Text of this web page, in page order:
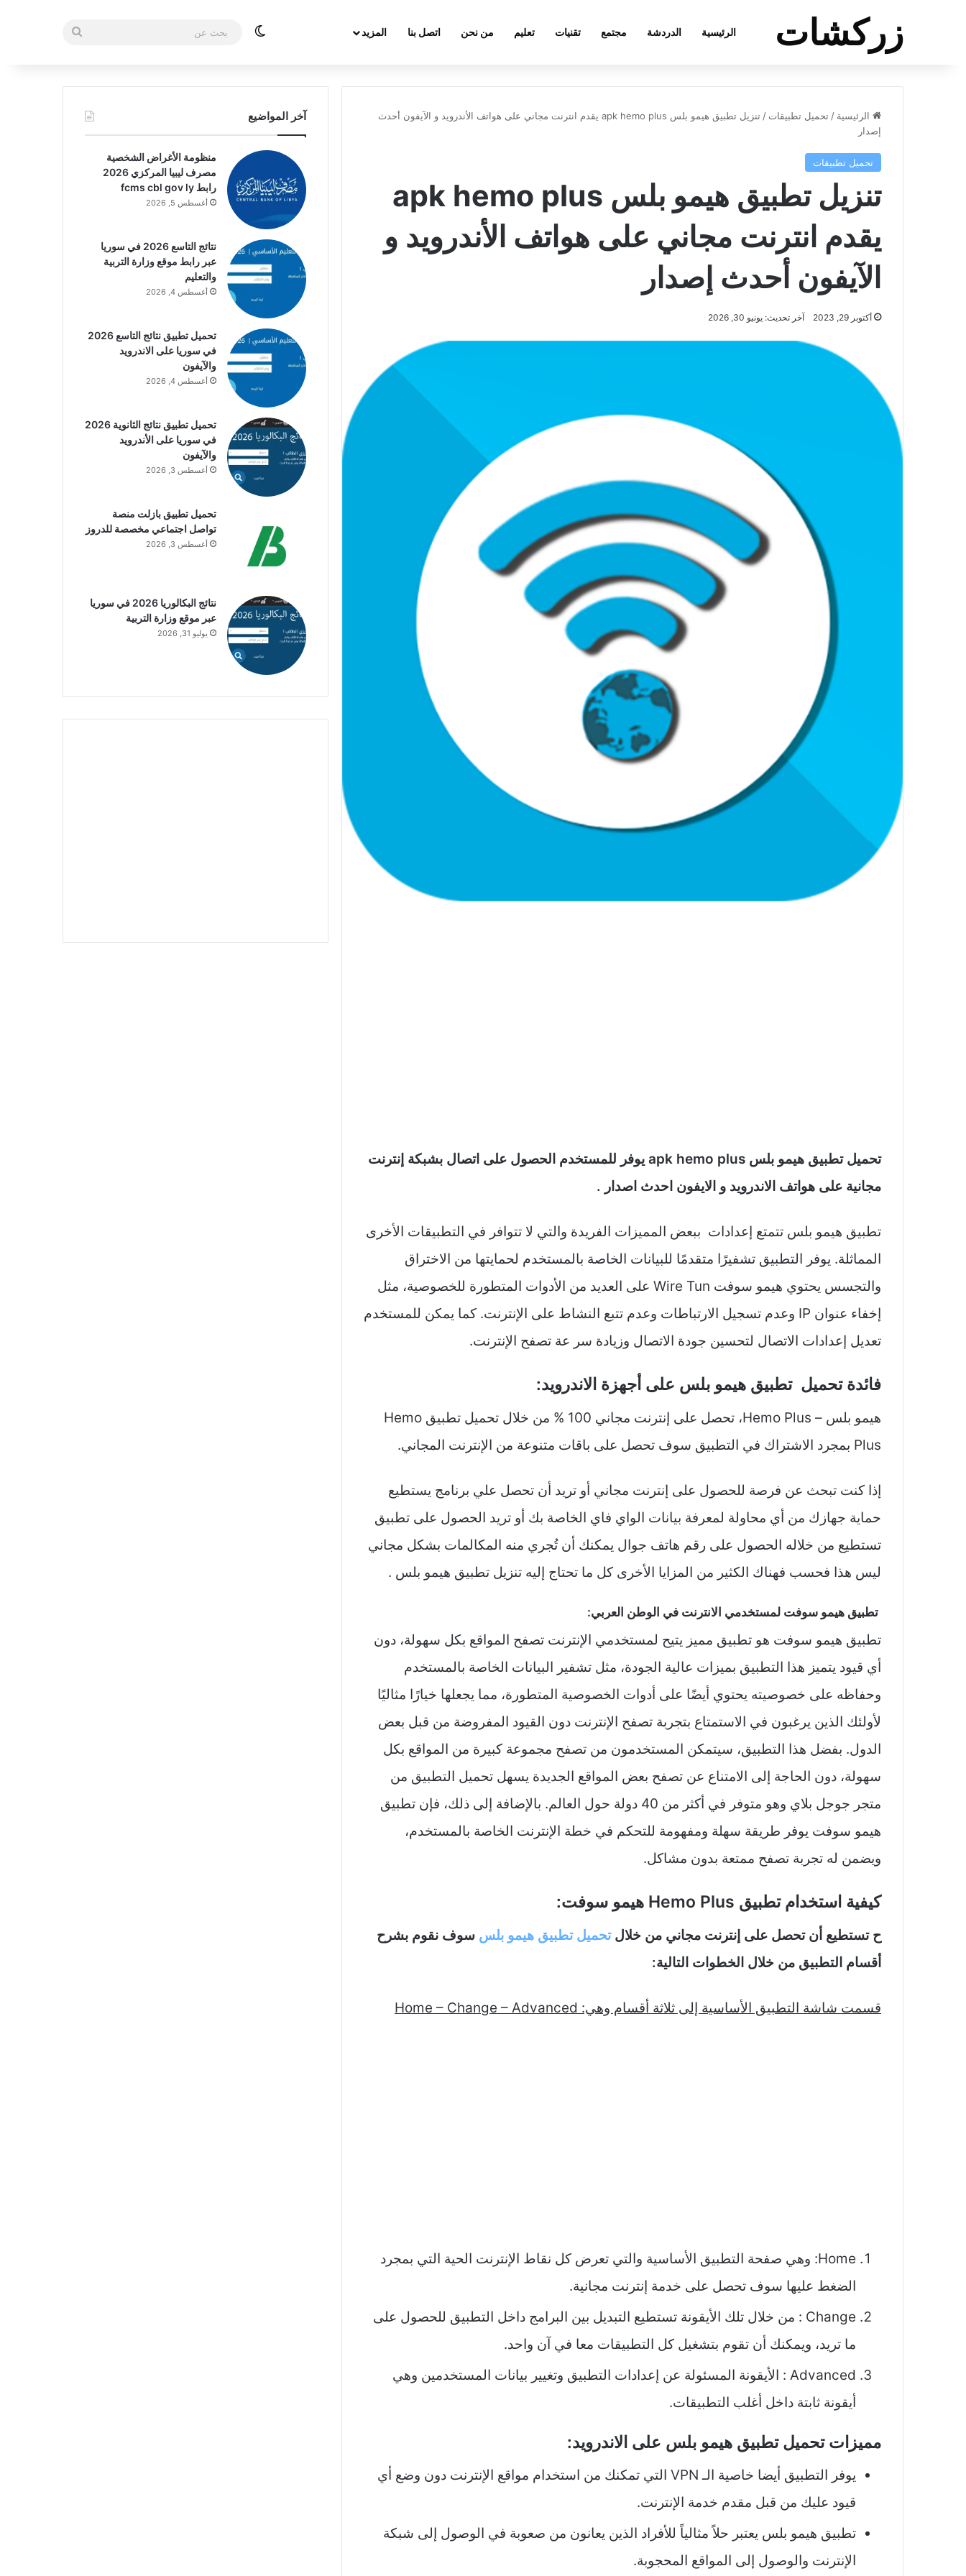
زركشات الرئيسية الدردشة مجتمع تقنيات تعليم من نحن اتصل بنا المزيد الوضع المظلم
بحث
الرئيسية / تحميل تطبيقات /
تنزيل تطبيق هيمو بلس apk hemo plus يقدم انترنت مجاني على هواتف الأندرويد و الآيفون أحدث
إصدار
تحميل تطبيقات
تنزيل تطبيق هيمو بلس apk hemo plus
يقدم انترنت مجاني على هواتف الأندرويد و
الآيفون أحدث إصدار
أكتوبر 29, 2023 آخر تحديث: يونيو 30, 2026
تحميل تطبيق هيمو بلس apk hemo plus يوفر للمستخدم الحصول على اتصال بشبكة إنترنت
مجانية على هواتف الاندرويد و الايفون احدث اصدار .
تطبيق هيمو بلس تتمتع إعدادات ببعض المميزات الفريدة والتي لا تتوافر في التطبيقات الأخرى
المماثلة. يوفر التطبيق تشفيرًا متقدمًا للبيانات الخاصة بالمستخدم لحمايتها من الاختراق
والتجسس يحتوي هيمو سوفت Wire Tun على العديد من الأدوات المتطورة للخصوصية، مثل
إخفاء عنوان IP وعدم تسجيل الارتباطات وعدم تتبع النشاط على الإنترنت. كما يمكن للمستخدم
تعديل إعدادات الاتصال لتحسين جودة الاتصال وزيادة سر عة تصفح الإنترنت.
فائدة تحميل تطبيق هيمو بلس على أجهزة الاندرويد:
هيمو بلس – Hemo Plus، تحصل على إنترنت مجاني 100 % من خلال تحميل تطبيق Hemo
Plus بمجرد الاشتراك في التطبيق سوف تحصل على باقات متنوعة من الإنترنت المجاني.
إذا كنت تبحث عن فرصة للحصول على إنترنت مجاني أو تريد أن تحصل علي برنامج يستطيع
حماية جهازك من أي محاولة لمعرفة بيانات الواي فاي الخاصة بك أو تريد الحصول على تطبيق
تستطيع من خلاله الحصول على رقم هاتف جوال يمكنك أن تُجري منه المكالمات بشكل مجاني
ليس هذا فحسب فهناك الكثير من المزايا الأخرى كل ما تحتاج إليه تنزيل تطبيق هيمو بلس .
تطبيق هيمو سوفت لمستخدمي الانترنت في الوطن العربي:
تطبيق هيمو سوفت هو تطبيق مميز يتيح لمستخدمي الإنترنت تصفح المواقع بكل سهولة، دون
أي قيود يتميز هذا التطبيق بميزات عالية الجودة، مثل تشفير البيانات الخاصة بالمستخدم
وحفاظه على خصوصيته يحتوي أيضًا على أدوات الخصوصية المتطورة، مما يجعلها خيارًا مثاليًا
لأولئك الذين يرغبون في الاستمتاع بتجربة تصفح الإنترنت دون القيود المفروضة من قبل بعض
الدول. بفضل هذا التطبيق، سيتمكن المستخدمون من تصفح مجموعة كبيرة من المواقع بكل
سهولة، دون الحاجة إلى الامتناع عن تصفح بعض المواقع الجديدة يسهل تحميل التطبيق من
متجر جوجل بلاي وهو متوفر في أكثر من 40 دولة حول العالم. بالإضافة إلى ذلك، فإن تطبيق
هيمو سوفت يوفر طريقة سهلة ومفهومة للتحكم في خطة الإنترنت الخاصة بالمستخدم،
ويضمن له تجربة تصفح ممتعة بدون مشاكل.
كيفية استخدام تطبيق Hemo Plus هيمو سوفت:
ح تستطيع أن تحصل على إنترنت مجاني من خلالتحميل تطبيق هيمو بلس سوف نقوم بشرح
أقسام التطبيق من خلال الخطوات التالية:
قسمت شاشة التطبيق الأساسية إلى ثلاثة أقسام وهي: Home – Change – Advanced
Home: وهي صفحة التطبيق الأساسية والتي تعرض كل نقاط الإنترنت الحية التي بمجرد
الضغط عليها سوف تحصل على خدمة إنترنت مجانية.
Change : من خلال تلك الأيقونة تستطيع التبديل بين البرامج داخل التطبيق للحصول على
ما تريد، ويمكنك أن تقوم بتشغيل كل التطبيقات معا في آن واحد.
Advanced : الأيقونة المسئولة عن إعدادات التطبيق وتغيير بيانات المستخدمين وهي
أيقونة ثابتة داخل أغلب التطبيقات.
مميزات تحميل تطبيق هيمو بلس على الاندرويد:
يوفر التطبيق أيضا خاصية الـ VPN التي تمكنك من استخدام مواقع الإنترنت دون وضع أي
قيود عليك من قبل مقدم خدمة الإنترنت.
تطبيق هيمو بلس يعتبر حلاً مثالياً للأفراد الذين يعانون من صعوبة في الوصول إلى شبكة
الإنترنت والوصول إلى المواقع المحجوبة.
آخر المواضيع
منظومة الأغراض الشخصية
مصرف ليبيا المركزي 2026
رابط fcms cbl gov ly
أغسطس 5, 2026
نتائج التاسع 2026 في سوريا
عبر رابط موقع وزارة التربية
والتعليم
أغسطس 4, 2026
تحميل تطبيق نتائج التاسع 2026
في سوريا على الاندرويد
والآيفون
أغسطس 4, 2026
تحميل تطبيق نتائج الثانوية 2026
في سوريا على الأندرويد
والآيفون
أغسطس 3, 2026
تحميل تطبيق بازلت منصة
تواصل اجتماعي مخصصة للدروز
أغسطس 3, 2026
نتائج البكالوريا 2026 في سوريا
عبر موقع وزارة التربية
يوليو 31, 2026